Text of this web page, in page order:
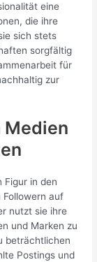
eine
die ihre
sich stets
sorgfältig
für
zur
Medien
Figur in den
auf
nutzt sie ihre
und Marken zu
beträchtlichen
Postings und